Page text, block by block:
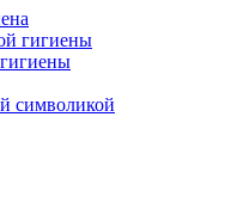
гигиены
символикой